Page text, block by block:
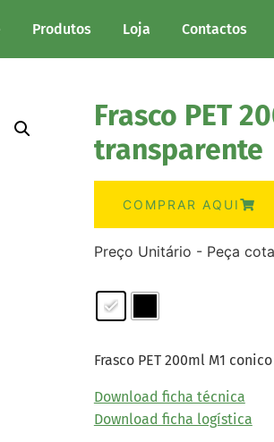
Produtos Loja Contactos
Frasco PET
transparente
COMPRAR AQUI
Preço Unitário - Peça
Frasco PET 200ml M1
Download ficha técnica
Download ficha logística